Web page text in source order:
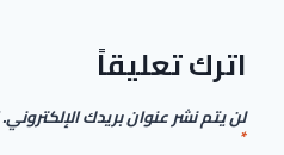
اترك تعليقاً
لن يتم نشر عنوان بريدك الإلكتروني.
*